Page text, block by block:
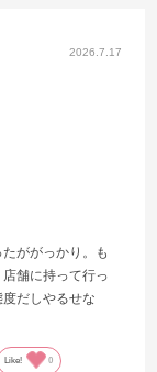
2026.7.17
ががっかり。も
舗に持って行っ
だしやるせな
Like! 0